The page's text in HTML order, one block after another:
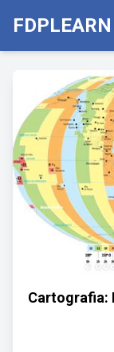
FDPLEARN
Cartografia: